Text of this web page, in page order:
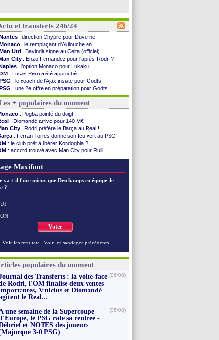
et transferts 24h/24
Nantes : direction Chypre pour Duverne
Monaco : le remplaçant d'Akliouche en ...
Man Utd : Bayindir signe au Celta (officiel)
City : Enzo Fernandez pour l'après-Rodri ?
: l'option Monaco pour Lukaku !
: Lucas Perri a été approché
PSG : le coach de l'Ajax insiste pour Godts
PSG : une 2e offre en préparation pour Godts
Francfort: Dina Ebimbe signe à Schalke (off.)
Strasbourg: Saïdou Sow prêté à Nantes (off.)
Monaco: Filipe Luis aimerait garder Balogun
Dortmund: Newcastle est prévenu pour Nmecha
Barça: première offre à 45 M€ pour Rodri ?
Argentine : le soutien très appuyé à Infantino
Tottenham: Van de Ven va prolonger
Barça : l'agent de Rodri confirme !
: la CAF soutient Infantino
: Embolo a des pistes alléchantes
: Haise confirme pour Aït Boudlal
City
+ populaires du moment
: Pogba pointé du doigt
: Diomandé arrive pour 140 M€ !
City : Rodri préfère le Barça au Real !
: Ferran Torres donne son feu vert au PSG
: le club prêt à libérer Kondogbia ?
: accord trouvé avec Man City pour Rulli
: Luis Enrique satisfait malgré tout
Maxifoot
va t-il faire mieux que Deschamps en équipe de
?
Voter
Voir les resultats - Voir les sondages précédents
populaires du moment
des Transferts : la volte-face
Rodri, l'OM finalise deux ventes
Vinicius et Diomandé
le Real...
(06/08)
une semaine de la Supercoupe
le PSG rate sa rentrée -
et NOTES des joueurs
3-0 PSG)
(05/08)